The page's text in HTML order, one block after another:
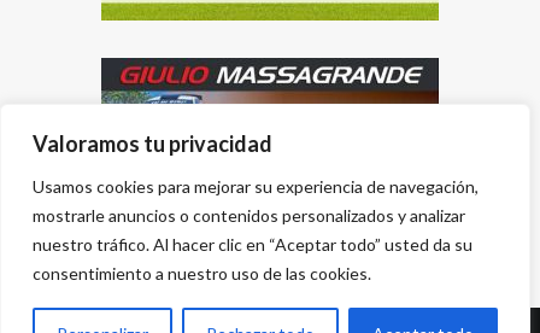
Valoramos tu privacidad
Usamos cookies para mejorar su experiencia de navegación,
mostrarle anuncios o contenidos personalizados y analizar
nuestro tráfico. Al hacer clic en “Aceptar todo” usted da su
consentimiento a nuestro uso de las cookies.